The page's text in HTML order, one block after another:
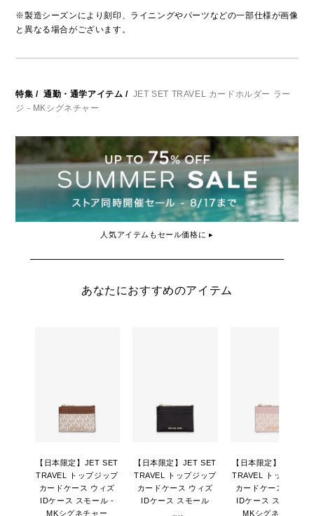
※製造シーズンにより刻印、ライニングやパーツなどの一部仕様が画像
と異なる場合がございます。
特集 / 通勤・通学アイテム / JET SET TRAVEL カードホルダー ラー
ジ - MKシグネチャー
人気アイテムもセール価格に ▸
あなたにおすすめのアイテム
【日本限定】JET SET
TRAVEL トップジップ
カードケース ウィズ
IDケース スモール -
MKシグネチャー
【日本限定】JET SET
TRAVEL トップジップ
カードケース ウィズ
IDケース スモール
【日本限定】JET SET
TRAVEL トップジップ
カードケース ウィズ
IDケース スモール -
MKシグネチャー